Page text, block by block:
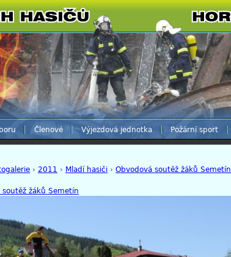
Členové Výjezdová jednotka Požární sport
› 2011 › Mladí hasiči › Obvodová soutěž žáků Semetín
soutěž žáků Semetín